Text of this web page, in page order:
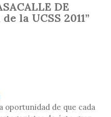
DE
la UCSS 2011”
oportunidad de que cada